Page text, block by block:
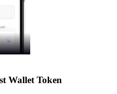
Wallet Token